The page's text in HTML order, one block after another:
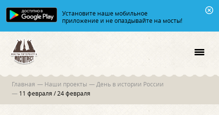
Установите наше мобильное
приложение и не опаздывайте на мосты!
Главная — Наши проекты — День в истории России
— 11 февраля / 24 февраля